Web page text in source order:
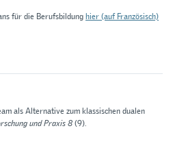
für die Berufsbildunghier (auf Französisch)
als Alternative zum klassischen dualen
und Praxis 8(9).